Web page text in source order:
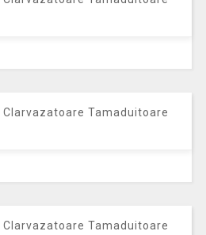
Tamaduitoare
Tamaduitoare